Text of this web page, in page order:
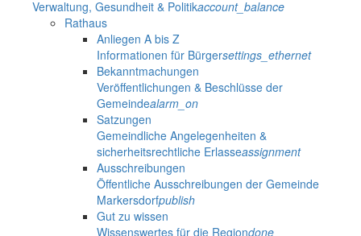
Verwaltung, Gesundheit & Politikaccount_balance
Rathaus
Anliegen A bis Z
Informationen für Bürgersettings_ethernet
Bekanntmachungen
Veröffentlichungen & Beschlüsse der
Gemeindealarm_on
Satzungen
Gemeindliche Angelegenheiten &
sicherheitsrechtliche Erlasseassignment
Ausschreibungen
Öffentliche Ausschreibungen der Gemeinde
Markersdorfpublish
Gut zu wissen
Wissenswertes für die Regiondone